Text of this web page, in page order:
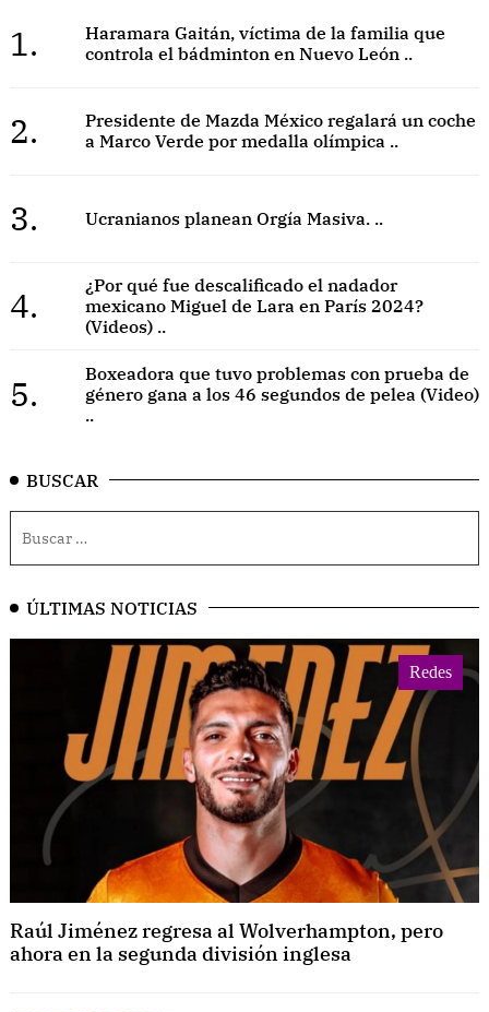
1.
Haramara Gaitán, víctima de la familia que
controla el bádminton en Nuevo León ..
2.
Presidente de Mazda México regalará un coche
a Marco Verde por medalla olímpica ..
3. Ucranianos planean Orgía Masiva. ..
4.
¿Por qué fue descalificado el nadador
mexicano Miguel de Lara en París 2024?
(Videos) ..
5.
Boxeadora que tuvo problemas con prueba de
género gana a los 46 segundos de pelea (Video)
..
BUSCAR
ÚLTIMAS NOTICIAS
Redes
Raúl Jiménez regresa al Wolverhampton, pero
ahora en la segunda división inglesa